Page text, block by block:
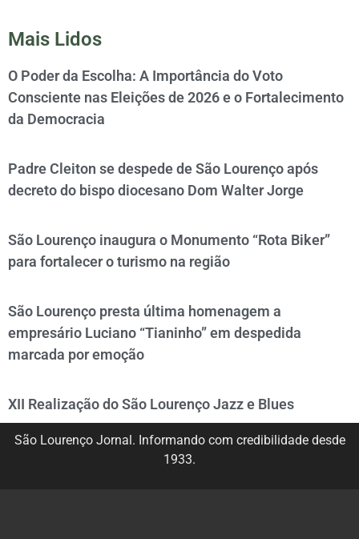
Mais Lidos
O Poder da Escolha: A Importância do Voto
Consciente nas Eleições de 2026 e o Fortalecimento
da Democracia
Padre Cleiton se despede de São Lourenço após
decreto do bispo diocesano Dom Walter Jorge
São Lourenço inaugura o Monumento “Rota Biker”
para fortalecer o turismo na região
São Lourenço presta última homenagem a
empresário Luciano “Tianinho” em despedida
marcada por emoção
XII Realização do São Lourenço Jazz e Blues
São Lourenço Jornal. Informando com credibilidade desde
1933.